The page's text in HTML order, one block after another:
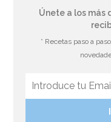
Únete a los más
* Recetas paso a paso